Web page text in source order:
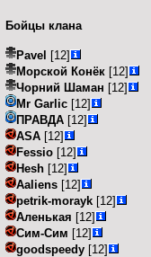
Бойцы клана
Pavel [12]
Морской Конёк [12]
Чорний Шаман [12]
Mr Garlic [12]
ПРАВДА [12]
ASA [12]
Fessio [12]
Hesh [12]
Aaliens [12]
petrik-morayk [12]
Аленькая [12]
Сим-Сим [12]
goodspeedy [12]